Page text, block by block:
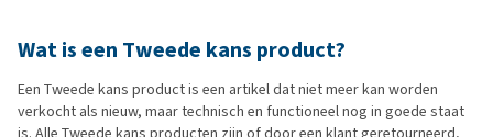
Wat is een Tweede kans product?
Een Tweede kans product is een artikel dat niet meer kan worden
verkocht als nieuw, maar technisch en functioneel nog in goede staat